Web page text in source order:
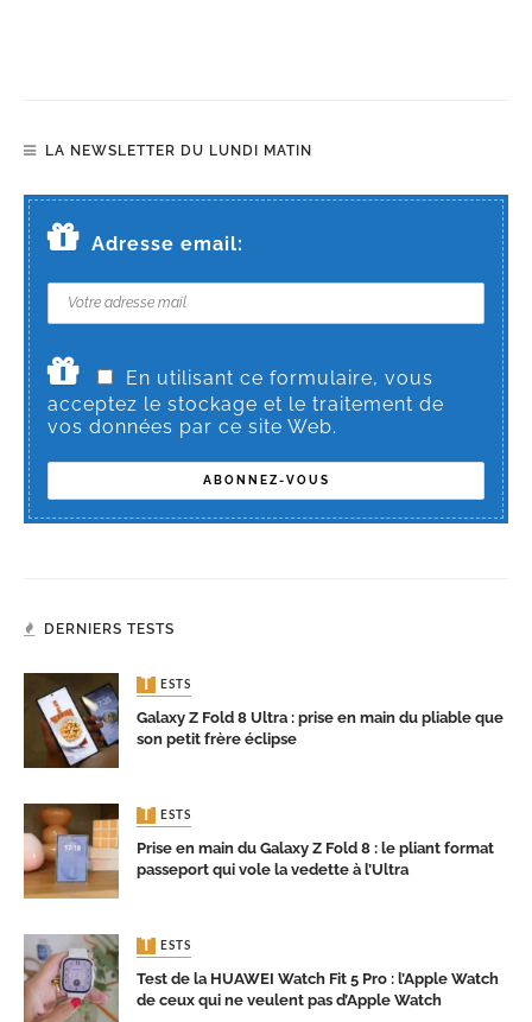
LA NEWSLETTER DU LUNDI MATIN
Adresse email:
En utilisant ce formulaire, vous
acceptez le stockage et le traitement de
vos données par ce site Web.
DERNIERS TESTS
TESTS
Galaxy Z Fold 8 Ultra : prise en main du pliable que
son petit frère éclipse
TESTS
Prise en main du Galaxy Z Fold 8 : le pliant format
passeport qui vole la vedette à l’Ultra
TESTS
Test de la HUAWEI Watch Fit 5 Pro : l’Apple Watch
de ceux qui ne veulent pas d’Apple Watch